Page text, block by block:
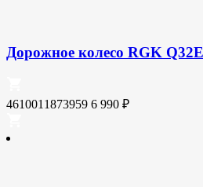
Дорожное колесо RGK Q32E
4610011873959 6 990 ₽